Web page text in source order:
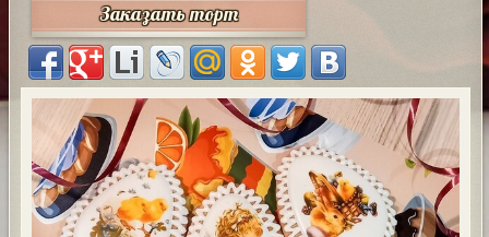
Заказать торт